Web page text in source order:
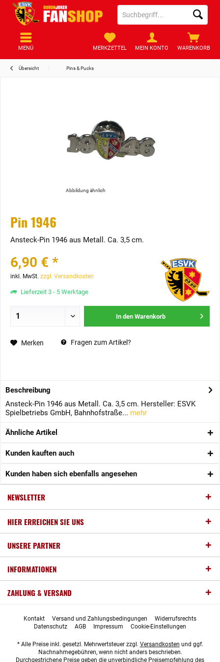
WARENKORB
MERKZETTEL MEIN KONTO
MENÜ
Übersicht Pins & Pucks
Abbildung ähnlich
Pin 1946
Ansteck-Pin 1946 aus Metall. Ca. 3,5 cm.
6,90 € *
inkl. MwSt. zzgl. Versandkosten
Lieferzeit 3 - 5 Werktage
In den Warenkorb
Merken Fragen zum Artikel?
Beschreibung
Ansteck-Pin 1946 aus Metall. Ca. 3,5 cm. Hersteller: ESVK
Spielbetriebs GmbH, Bahnhofstraße... mehr
Ähnliche Artikel
Kunden kauften auch
Kunden haben sich ebenfalls angesehen
NEWSLETTER
HIER ERREICHEN SIE UNS
UNSERE PARTNER
INFORMATIONEN
ZAHLUNG & VERSAND
Kontakt Versand und Zahlungsbedingungen
Widerrufsrechts
Datenschutz
AGB Impressum Cookie-Einstellungen
* Alle Preise inkl. gesetzl. Mehrwertsteuer zzgl. Versandkosten und ggf.
Nachnahmegebühren, wenn nicht anders beschrieben.
Durchgestrichene Preise geben die unverbindliche Preisempfehlung des